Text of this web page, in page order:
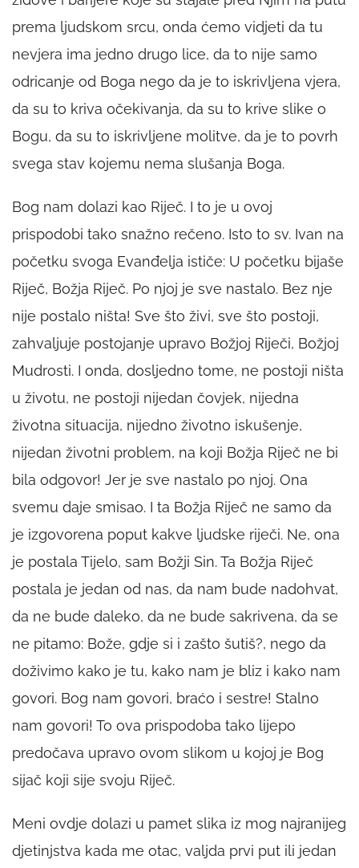
prema ljudskom srcu, onda ćemo vidjeti da tu
nevjera ima jedno drugo lice, da to nije samo
odricanje od Boga nego da je to iskrivljena vjera,
da su to kriva očekivanja, da su to krive slike o
Bogu, da su to iskrivljene molitve, da je to povrh
svega stav kojemu nema slušanja Boga.
Bog nam dolazi kao Riječ. I to je u ovoj
prispodobi tako snažno rečeno. Isto to sv. Ivan na
početku svoga Evanđelja ističe: U početku bijaše
Riječ, Božja Riječ. Po njoj je sve nastalo. Bez nje
nije postalo ništa! Sve što živi, sve što postoji,
zahvaljuje postojanje upravo Božjoj Riječi, Božjoj
Mudrosti. I onda, dosljedno tome, ne postoji ništa
u životu, ne postoji nijedan čovjek, nijedna
životna situacija, nijedno životno iskušenje,
nijedan životni problem, na koji Božja Riječ ne bi
bila odgovor! Jer je sve nastalo po njoj. Ona
svemu daje smisao. I ta Božja Riječ ne samo da
je izgovorena poput kakve ljudske riječi. Ne, ona
je postala Tijelo, sam Božji Sin. Ta Božja Riječ
postala je jedan od nas, da nam bude nadohvat,
da ne bude daleko, da ne bude sakrivena, da se
ne pitamo: Bože, gdje si i zašto šutiš?, nego da
doživimo kako je tu, kako nam je bliz i kako nam
govori. Bog nam govori, braćo i sestre! Stalno
nam govori! To ova prispodoba tako lijepo
predočava upravo ovom slikom u kojoj je Bog
sijač koji sije svoju Riječ.
Meni ovdje dolazi u pamet slika iz mog najranijeg
djetinjstva kada me otac, valjda prvi put ili jedan